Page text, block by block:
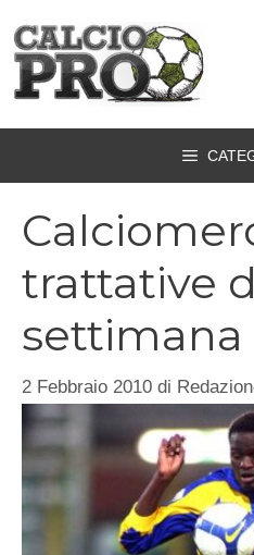
contenuto
trattative
settimana
2 Febbraio 2010 di